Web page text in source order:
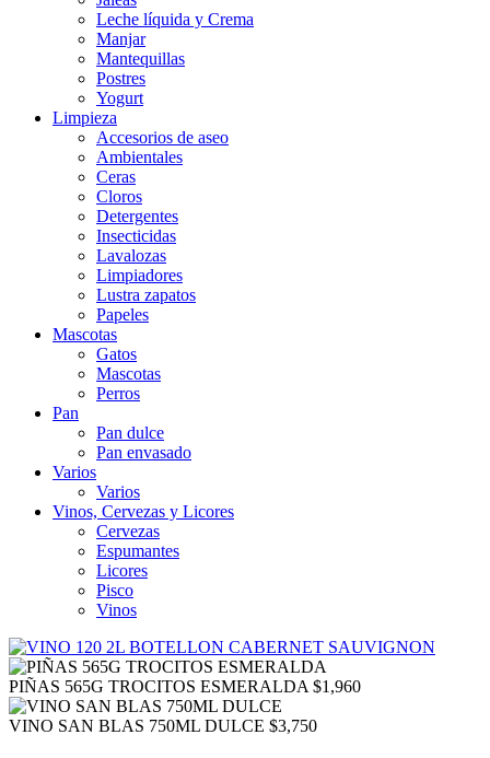
Leche líquida y Crema
Manjar
Mantequillas
Postres
Yogurt
Limpieza
Accesorios de aseo
Ambientales
Ceras
Cloros
Detergentes
Insecticidas
Lavalozas
Limpiadores
Lustra zapatos
Papeles
Mascotas
Gatos
Mascotas
Perros
Pan
Pan dulce
Pan envasado
Varios
Varios
Vinos, Cervezas y Licores
Cervezas
Espumantes
Licores
Pisco
Vinos
PIÑAS 565G TROCITOS ESMERALDA $1,960
VINO SAN BLAS 750ML DULCE $3,750